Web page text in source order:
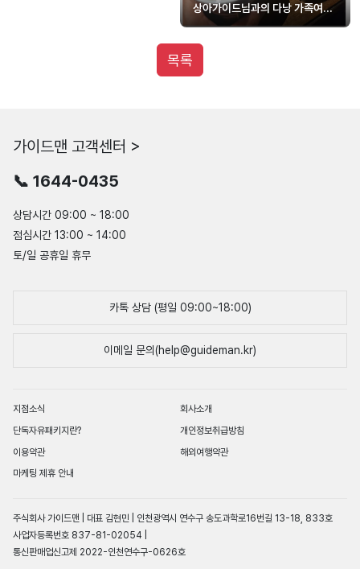
상아가이드님과의 다낭 가족여행
😊
목록
가이드맨 고객센터 >
📞 1644-0435
상담시간 09:00 ~ 18:00
점심시간 13:00 ~ 14:00
토/일 공휴일 휴무
카톡 상담 (평일 09:00~18:00)
이메일 문의(help@guideman.kr)
지점소식
회사소개
단독자유패키지란?
개인정보취급방침
이용약관
해외여행약관
마케팅 제휴 안내
주식회사 가이드맨 | 대표 김현민 | 인천광역시 연수구 송도과학로16번길 13-18, 833호
사업자등록번호 837-81-02054 |
통신판매업신고제 2022-인천연수구-0626호